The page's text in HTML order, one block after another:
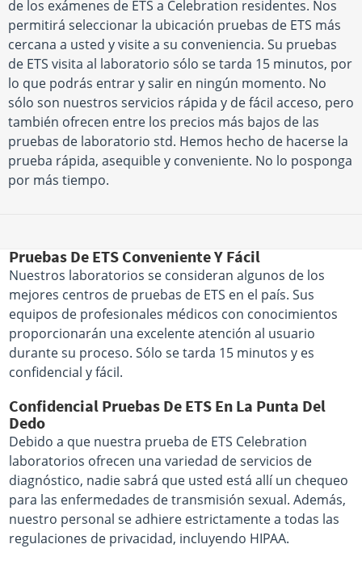
de los exámenes de ETS a Celebration residentes. Nos
permitirá seleccionar la ubicación pruebas de ETS más
cercana a usted y visite a su conveniencia. Su pruebas
de ETS visita al laboratorio sólo se tarda 15 minutos, por
lo que podrás entrar y salir en ningún momento. No
sólo son nuestros servicios rápida y de fácil acceso, pero
también ofrecen entre los precios más bajos de las
pruebas de laboratorio std. Hemos hecho de hacerse la
prueba rápida, asequible y conveniente. No lo posponga
por más tiempo.
Pruebas De ETS Conveniente Y Fácil
Nuestros laboratorios se consideran algunos de los
mejores centros de pruebas de ETS en el país. Sus
equipos de profesionales médicos con conocimientos
proporcionarán una excelente atención al usuario
durante su proceso. Sólo se tarda 15 minutos y es
confidencial y fácil.
Confidencial Pruebas De ETS En La Punta Del
Dedo
Debido a que nuestra prueba de ETS Celebration
laboratorios ofrecen una variedad de servicios de
diagnóstico, nadie sabrá que usted está allí un chequeo
para las enfermedades de transmisión sexual. Además,
nuestro personal se adhiere estrictamente a todas las
regulaciones de privacidad, incluyendo HIPAA.